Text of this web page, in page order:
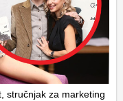
stručnjak za marketing